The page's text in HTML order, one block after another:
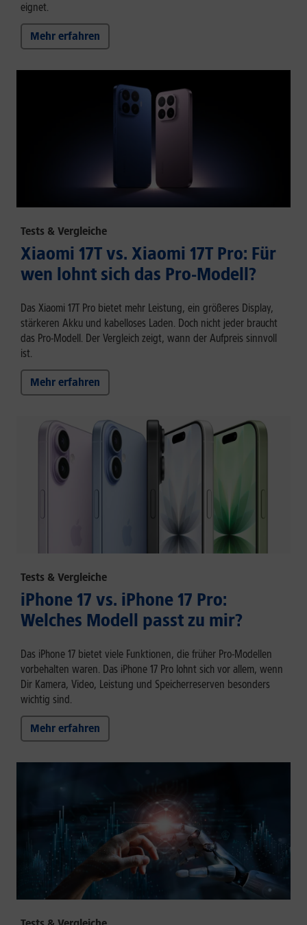
eignet.
Mehr erfahren
Tests & Vergleiche
Xiaomi 17T vs. Xiaomi 17T Pro: Für
wen lohnt sich das Pro-Modell?
Das Xiaomi 17T Pro bietet mehr Leistung, ein größeres Display,
stärkeren Akku und kabelloses Laden. Doch nicht jeder braucht
das Pro-Modell. Der Vergleich zeigt, wann der Aufpreis sinnvoll
ist.
Mehr erfahren
Tests & Vergleiche
iPhone 17 vs. iPhone 17 Pro:
Welches Modell passt zu mir?
Das iPhone 17 bietet viele Funktionen, die früher Pro-Modellen
vorbehalten waren. Das iPhone 17 Pro lohnt sich vor allem, wenn
Dir Kamera, Video, Leistung und Speicherreserven besonders
wichtig sind.
Mehr erfahren